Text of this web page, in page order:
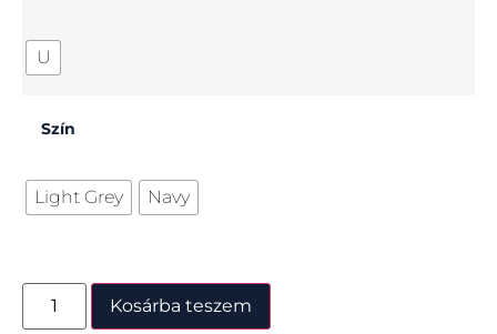
U
Szín
Light Grey Navy
Kosárba teszem